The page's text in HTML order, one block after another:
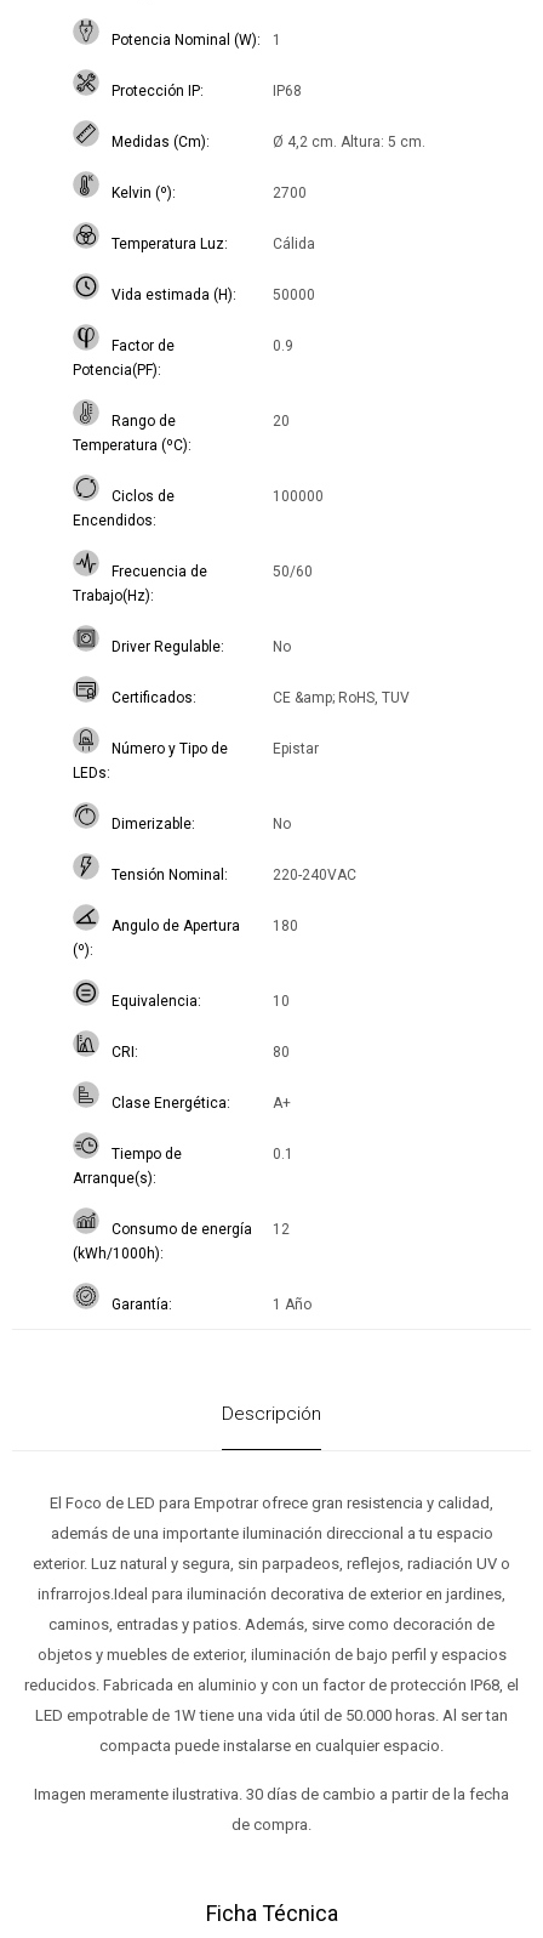
Potencia Nominal (W) 1
Protección IP IP68
Medidas (Cm) Ø 4,2 cm. Altura: 5 cm.
Kelvin (º) 2700
Temperatura Luz Cálida
Vida estimada (H) 50000
Factor de
Potencia(PF)
0.9
Rango de
Temperatura (ºC)
20
Ciclos de
Encendidos
100000
Frecuencia de
Trabajo(Hz)
50/60
Driver Regulable No
Certificados CE &amp; RoHS, TUV
Número y Tipo de
LEDs
Epistar
Dimerizable No
Tensión Nominal 220-240VAC
Angulo de Apertura
(º)
180
Equivalencia 10
CRI 80
Clase Energética A+
Tiempo de
Arranque(s)
0.1
Consumo de energía
(kWh/1000h)
12
Garantía 1 Año
Descripción
El Foco de LED para Empotrar ofrece gran resistencia y calidad,
además de una importante iluminación direccional a tu espacio
exterior. Luz natural y segura, sin parpadeos, reflejos, radiación UV o
infrarrojos.Ideal para iluminación decorativa de exterior en jardines,
caminos, entradas y patios. Además, sirve como decoración de
objetos y muebles de exterior, iluminación de bajo perfil y espacios
reducidos. Fabricada en aluminio y con un factor de protección IP68, el
LED empotrable de 1W tiene una vida útil de 50.000 horas. Al ser tan
compacta puede instalarse en cualquier espacio.
Imagen meramente ilustrativa. 30 días de cambio a partir de la fecha
de compra.
Ficha Técnica